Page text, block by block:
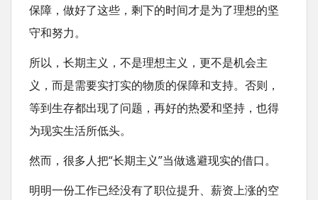
保障，做好了这些，剩下的时间才是为了理想的坚
守和努力。
所以，长期主义，不是理想主义，更不是机会主
义，而是需要实打实的物质的保障和支持。否则，
等到生存都出现了问题，再好的热爱和坚持，也得
为现实生活所低头。
然而，很多人把“长期主义”当做逃避现实的借口。
明明一份工作已经没有了职位提升、薪资上涨的空